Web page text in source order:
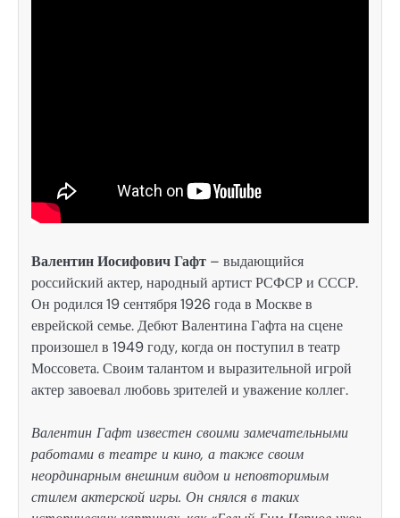
Валентин Иосифович Гафт – выдающийся
российский актер, народный артист РСФСР и СССР.
Он родился 19 сентября 1926 года в Москве в
еврейской семье. Дебют Валентина Гафта на сцене
произошел в 1949 году, когда он поступил в театр
Моссовета. Своим талантом и выразительной игрой
актер завоевал любовь зрителей и уважение коллег.
Валентин Гафт известен своими замечательными
работами в театре и кино, а также своим
неординарным внешним видом и неповторимым
стилем актерской игры. Он снялся в таких